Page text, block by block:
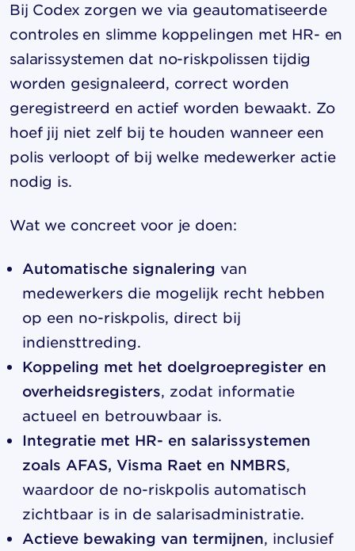
Bij Codex zorgen we via geautomatiseerde
controles en slimme koppelingen met HR- en
salarissystemen dat no-riskpolissen tijdig
worden gesignaleerd, correct worden
geregistreerd en actief worden bewaakt. Zo
hoef jij niet zelf bij te houden wanneer een
polis verloopt of bij welke medewerker actie
nodig is.
Wat we concreet voor je doen:
Automatische signalering van
medewerkers die mogelijk recht hebben
op een no-riskpolis, direct bij
indiensttreding.
Koppeling met het doelgroepregister en
overheidsregisters, zodat informatie
actueel en betrouwbaar is.
Integratie met HR- en salarissystemen
zoals AFAS, Visma Raet en NMBRS,
waardoor de no-riskpolis automatisch
zichtbaar is in de salarisadministratie.
Actieve bewaking van termijnen, inclusief